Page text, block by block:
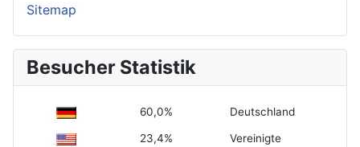
Sitemap
Besucher Statistik
60,0% Deutschland
23,4%
Vereinigte